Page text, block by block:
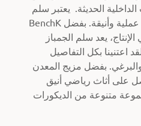
الحديثة. يعتبر سلم
BenchK الرياضي قطعة أثاث رياضية عملية وأنيقة. بفضل
يعد سلم الجمباز
اعتنينا بكل التفاصيل
بفضل مزيج المعدن
على أثاث رياضي أنيق
متنوعة من الديكورات